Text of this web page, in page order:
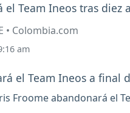
el Team Ineos tras diez
• Colombia.com
am
Froome abandonará el